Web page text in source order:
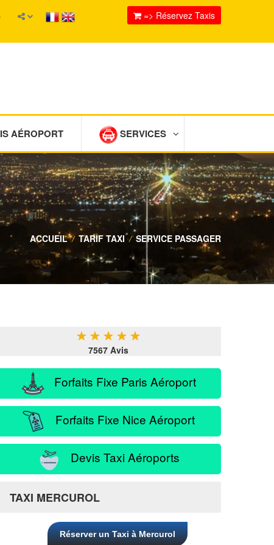
=> Réservez Taxis
AÉROPORT SERVICES
ACCUEIL / TARIF TAXI / SERVICE PASSAGER
★ ★ ★ ★ ★
7567 Avis
Forfaits Fixe Paris Aéroport
Forfaits Fixe Nice Aéroport
Devis Taxi Aéroports
TAXI MERCUROL
Réserver un Taxi à Mercurol